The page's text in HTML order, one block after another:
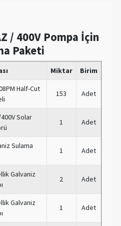
/ 400V Pompa İçin
Paketi
Miktar
Birim
Half-Cut
153 Adet
Solar
1 Adet
Sulama
1 Adet
Galvaniz
2 Adet
Galvaniz
1 Adet